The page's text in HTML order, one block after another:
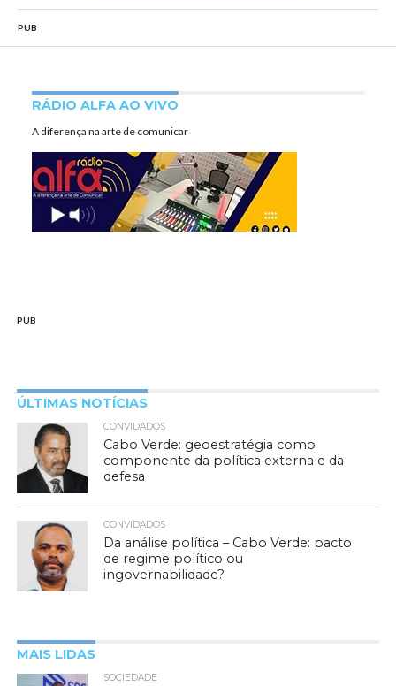
PUB
RÁDIO ALFA AO VIVO
A diferença na arte de comunicar
PUB
ÚLTIMAS NOTÍCIAS
CONVIDADOS
Cabo Verde: geoestratégia como
componente da política externa e da
defesa
CONVIDADOS
Da análise política – Cabo Verde: pacto
de regime político ou
ingovernabilidade?
MAIS LIDAS
SOCIEDADE